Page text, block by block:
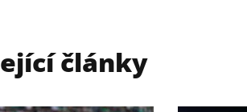
články